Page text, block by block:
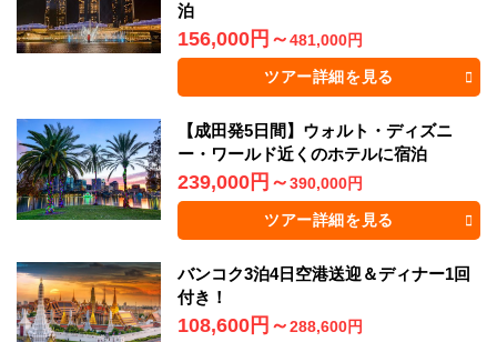
泊
156,000円 ～481,000円
ツアー詳細を見る
【成田発5日間】ウォルト・ディズニ
ー・ワールド近くのホテルに宿泊
239,000円 ～390,000円
ツアー詳細を見る
バンコク3泊4日空港送迎＆ディナー1回
付き！
108,600円 ～288,600円